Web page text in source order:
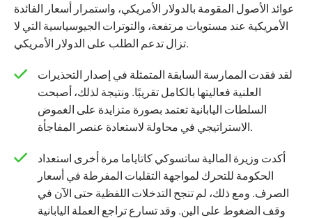
عوائد الأصول المقومة بالدولار الأمريكي، واستمرار أسعار الفائدة
الأمريكية عند مستويات مرتفعة، والتوترات الجيوسياسية التي لا
تزال تدعم الطلب على الدولار الأمريكي.
لقد فقدت الممارسة السابقة المتمثلة في إصدار التحذيرات
العلنية فعاليتها بالكامل تقريبًا. ونتيجة لذلك، أصبحت
السلطات اليابانية تعتمد بصورة متزايدة على الغموض
الاستراتيجي في محاولة لاستعادة عنصر المفاجأة.
أكدت وزيرة المالية ساتسوكي كاتاياما مرة أخرى استعداد
الحكومة للتحرك لمواجهة التقلبات المفرطة في أسعار
الصرف. ومع ذلك، لم تنجح التدخلات اللفظية حتى الآن في
وقف الضغوط على الين. وقد تسارع تراجع العملة اليابانية